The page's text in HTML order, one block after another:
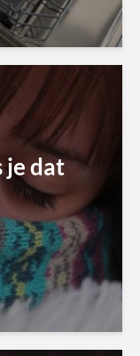
je dat